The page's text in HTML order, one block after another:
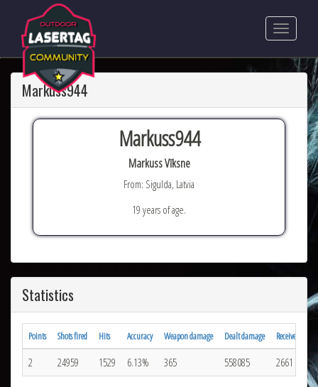
Markuss944
Markuss944
Markuss Vīksne
From: Sigulda, Latvia
19 years of age.
Statistics
Points Shots fired Hits Accuracy Weapon damage Dealt damage Received hits
2 24959 1529 6.13% 365 558085 2661